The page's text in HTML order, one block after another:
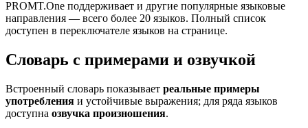
PROMT.One поддерживает и другие популярные языковые
направления — всего более 20 языков. Полный список
доступен в переключателе языков на странице.
Словарь с примерами и озвучкой
Встроенный словарь показывает реальные примеры
употребления и устойчивые выражения; для ряда языков
доступна озвучка произношения.